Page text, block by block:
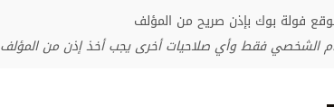
فولة بوك بإذن صريح من المؤلف
الشخصي فقط وأي صلاحيات أخرى يجب أخذ إذن من المؤلف